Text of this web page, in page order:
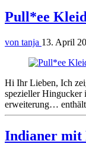
Pull*ee Kleid
von tanja 13. April
Hi Ihr Lieben, Ich
spezieller Hingucker
erweiterung…
Indianer mit